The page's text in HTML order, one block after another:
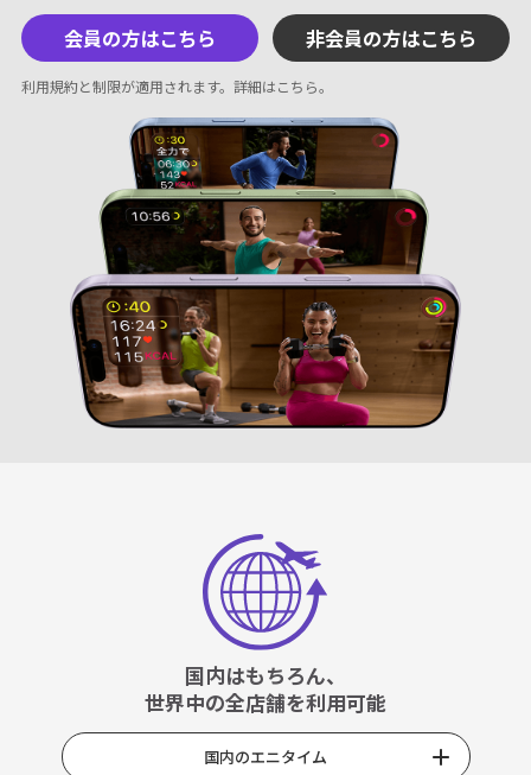
会員の方はこちら 非会員の方はこちら
利用規約と制限が適用されます。 詳細はこちら。
国内はもちろん、
世界中の全店舗を利用可能
国内のエニタイム